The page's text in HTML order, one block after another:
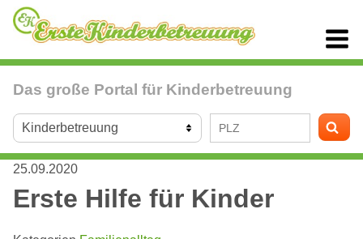
Das große Portal für Kinderbetreuung
25.09.2020
Erste Hilfe für Kinder